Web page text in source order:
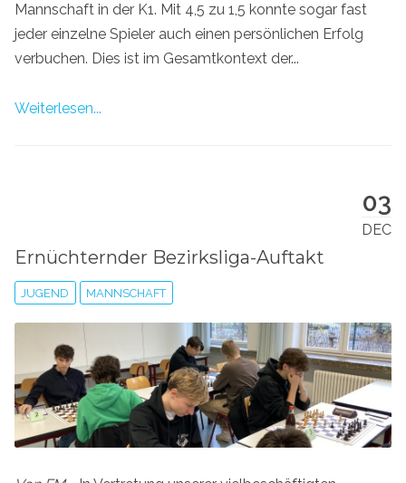
Mannschaft in der K1. Mit 4,5 zu 1,5 konnte sogar fast
jeder einzelne Spieler auch einen persönlichen Erfolg
verbuchen. Dies ist im Gesamtkontext der...
Weiterlesen...
03
DEC
Ernüchternder Bezirksliga-Auftakt
JUGEND MANNSCHAFT